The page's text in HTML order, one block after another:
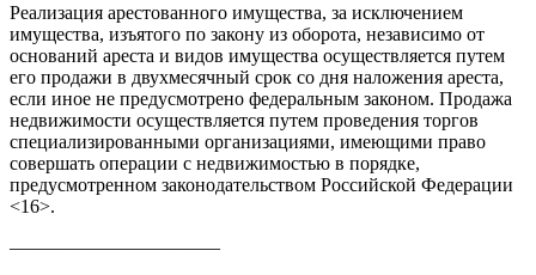
Реализация арестованного имущества, за исключением
имущества, изъятого по закону из оборота, независимо от
оснований ареста и видов имущества осуществляется путем
его продажи в двухмесячный срок со дня наложения ареста,
если иное не предусмотрено федеральным законом. Продажа
недвижимости осуществляется путем проведения торгов
специализированными организациями, имеющими право
совершать операции с недвижимостью в порядке,
предусмотренном законодательством Российской Федерации
<16>.
———————————